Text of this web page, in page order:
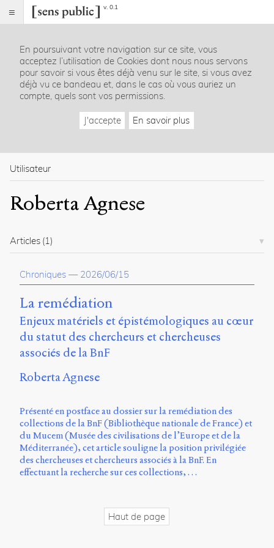
v. 0.1
Index
Rubriques
Essais
La
revue
Présentation
Publier
À
propos
du
site
Archipel
ligne
Université
de
Sherbrooke
Campus
de
En poursuivant votre navigation sur ce site, vous
acceptez l’utilisation de Cookies dont nous nous servons
pour savoir si vous êtes déjà venu sur le site, si vous avez
déjà vu ce bandeau et, dans le cas où vous auriez un
compte, quels sont vos permissions.
J'accepte En savoir plus
Utilisateur
Roberta Agnese
Articles (1)
Chroniques — 2026/06/15
La remédiation
Enjeux matériels et épistémologiques au cœur
du statut des chercheurs et chercheuses
associés de la BnF
Roberta Agnese
Présenté en postface au dossier sur la remédiation des
collections de la BnF (Bibliothèque nationale de France) et
du Mucem (Musée des civilisations de l’Europe et de la
Méditerranée), cet article souligne la position privilégiée
des chercheuses et chercheurs associés à la BnF. En
effectuant la recherche sur ces collections, …
Haut de page